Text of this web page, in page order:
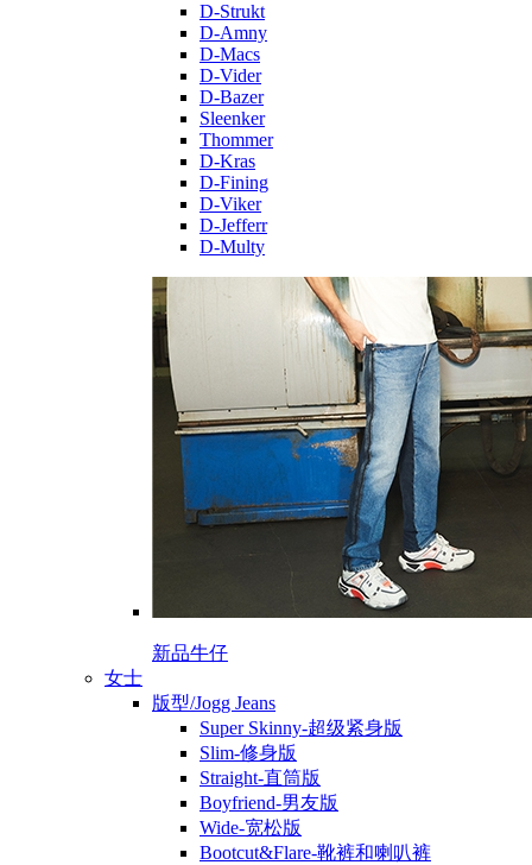
D-Strukt
D-Amny
D-Macs
D-Vider
D-Bazer
Sleenker
Thommer
D-Kras
D-Fining
D-Viker
D-Jefferr
D-Multy
新品牛仔
女士
版型/Jogg Jeans
Super Skinny-超级紧身版
Slim-修身版
Straight-直筒版
Boyfriend-男友版
Wide-宽松版
Bootcut&Flare-靴裤和喇叭裤